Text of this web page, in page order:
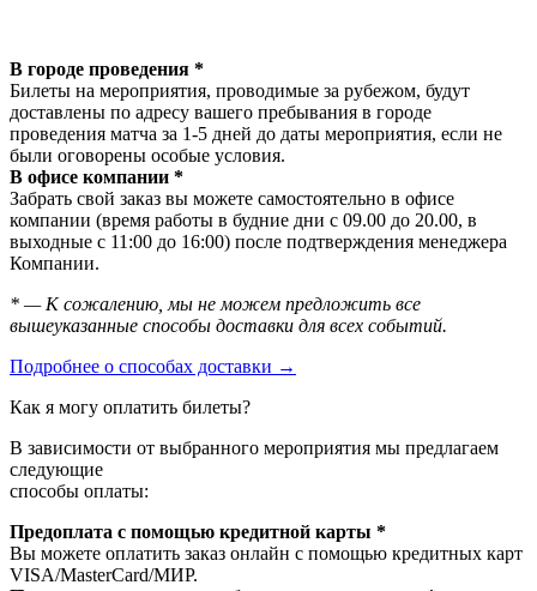
В городе проведения *
Билеты на мероприятия, проводимые за рубежом, будут
доставлены по адресу вашего пребывания в городе
проведения матча за 1-5 дней до даты мероприятия, если не
были оговорены особые условия.
В офисе компании *
Забрать свой заказ вы можете самостоятельно в офисе
компании (время работы в будние дни с 09.00 до 20.00, в
выходные с 11:00 до 16:00) после подтверждения менеджера
Компании.
* — К сожалению, мы не можем предложить все
вышеуказанные способы доставки для всех событий.
Подробнее о способах доставки →
Как я могу оплатить билеты?
В зависимости от выбранного мероприятия мы предлагаем
следующие
способы оплаты:
Предоплата с помощью кредитной карты *
Вы можете оплатить заказ онлайн с помощью кредитных карт
VISA/MasterСard/МИР.